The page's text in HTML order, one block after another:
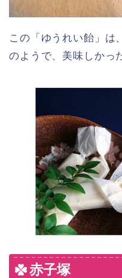
この「ゆうれい飴」は
のようで、美味しかっ
赤子塚